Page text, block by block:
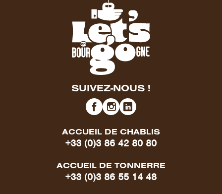
SUIVEZ-NOUS !
ACCUEIL DE CHABLIS
+33 (0)3 86 42 80 80
ACCUEIL DE TONNERRE
+33 (0)3 86 55 14 48